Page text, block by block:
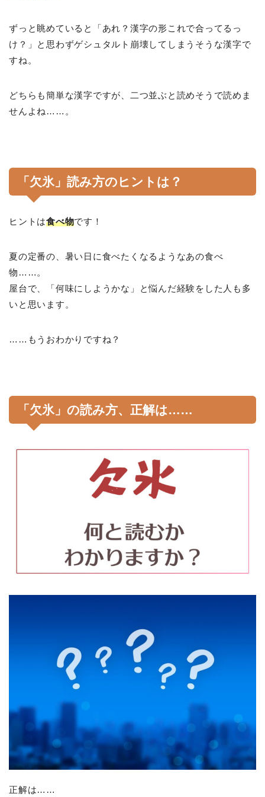
ずっと眺めていると「あれ？漢字の形これで合ってるっ
け？」と思わずゲシュタルト崩壊してしまうそうな漢字で
すね。
どちらも簡単な漢字ですが、二つ並ぶと読めそうで読めま
せんよね……。
「欠氷」読み方のヒントは？
ヒントは食べ物です！
夏の定番の、暑い日に食べたくなるようなあの食べ
物……。
屋台で、「何味にしようかな」と悩んだ経験をした人も多
いと思います。
……もうおわかりですね？
「欠氷」の読み方、正解は……
正解は……